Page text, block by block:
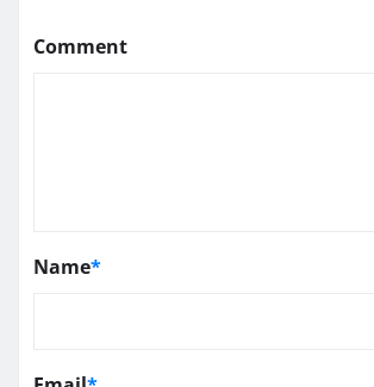
Comment
Name*